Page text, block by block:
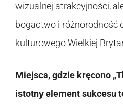
wizualnej atrakcyjności,
bogactwo i różnorodność
kulturowego Wielkiej
Miejsca, gdzie kręcono
istotny element sukcesu